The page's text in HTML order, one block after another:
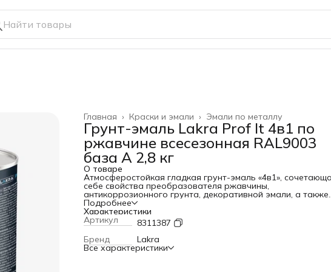
Эмали по металлу
Краски и эмали ›
Главная ›
Грунт-эмаль Lakra Prof It 4в1 по
ржавчине всесезонная RAL9003
база А 2,8 кг
О товаре
Атмосферостойкая гладкая грунт-эмаль «4в1»,
себе свойства преобразователя ржавчины,
антикоррозионного грунта, декоративной эмали, а также
обладающая передовыми потребительскими свойствами –
нанесение до -30°С, быстрое время высыхания и
колеровки.
Подробнее
Характеристики
Артикул
8311387
Бренд
Lakra
Все характеристики